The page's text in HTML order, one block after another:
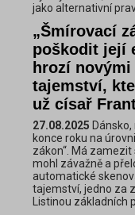
jako alternativní
„Šmírovací
poškodit její
hrozí
tajemství,
už císař
27.08.2025
konce roku na
zákon“. Má
mohl závažně a
automatické
tajemství, jedno za
Listinou základních